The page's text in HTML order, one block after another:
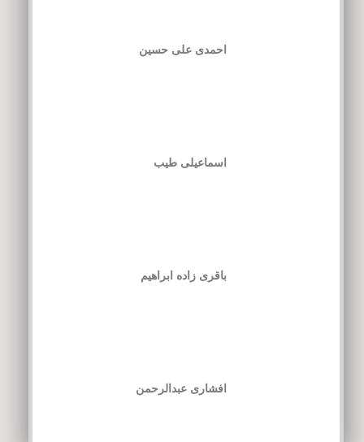
احمدی علی حسین
اسماعیلی طیب
باقری زاده ابراهیم
افشاری عبدالرحمن